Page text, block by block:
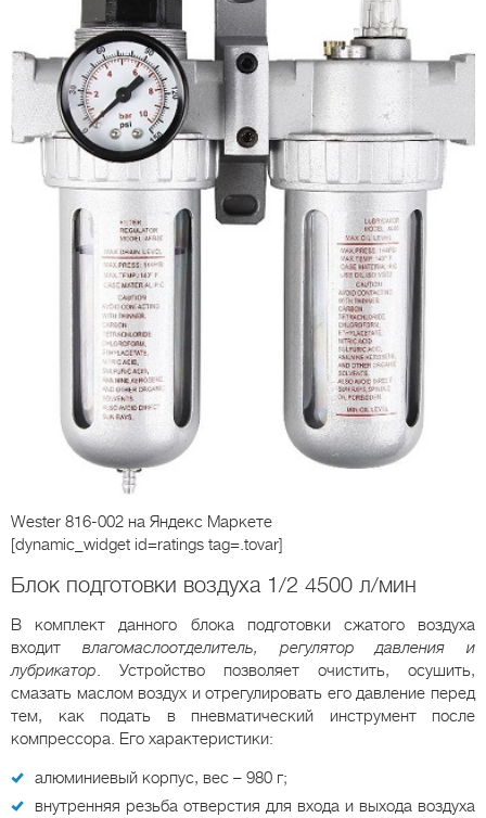
Wester 816-002 на Яндекс Маркете
[dynamic_widget id=ratings tag=.tovar]
Блок подготовки воздуха 1/2 4500 л/мин
В комплект данного блока подготовки сжатого воздуха
входит влагомаслоотделитель, регулятор давления и
лубрикатор. Устройство позволяет очистить, осушить,
смазать маслом воздух и отрегулировать его давление перед
тем, как подать в пневматический инструмент после
компрессора. Его характеристики:
алюминиевый корпус, вес – 980 г;
внутренняя резьба отверстия для входа и выхода воздуха